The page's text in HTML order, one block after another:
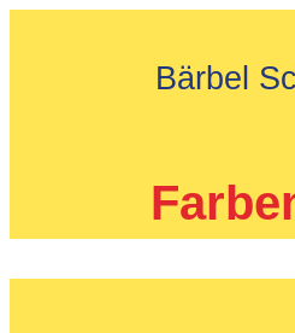
Bärbel